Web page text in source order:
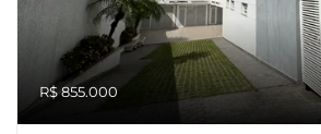
R$ 855.000